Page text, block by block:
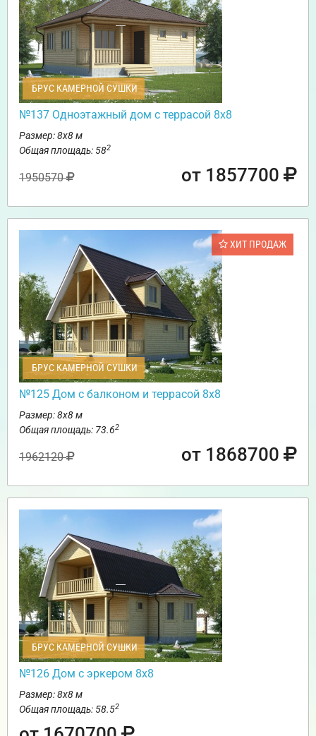
БРУС КАМЕРНОЙ СУШКИ
№137 Одноэтажный дом с террасой 8х8
Размер: 8х8 м
Общая площадь: 582
1950570 от 1857700
ХИТ ПРОДАЖ
БРУС КАМЕРНОЙ СУШКИ
№125 Дом с балконом и террасой 8х8
Размер: 8х8 м
Общая площадь: 73.62
1962120 от 1868700
БРУС КАМЕРНОЙ СУШКИ
№126 Дом с эркером 8х8
Размер: 8х8 м
Общая площадь: 58.52